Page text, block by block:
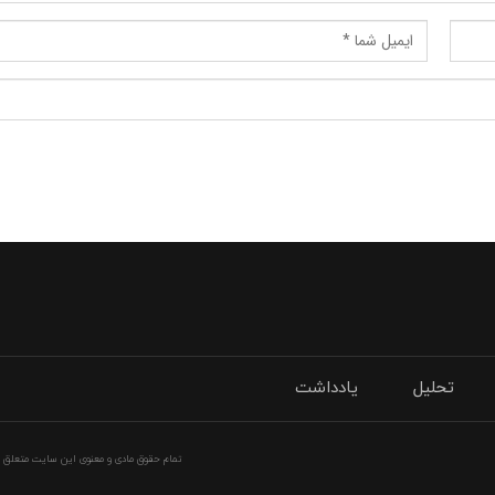
تحلیل یادداشت
تمام حقوق مادی و معنوی این سایت متعلق